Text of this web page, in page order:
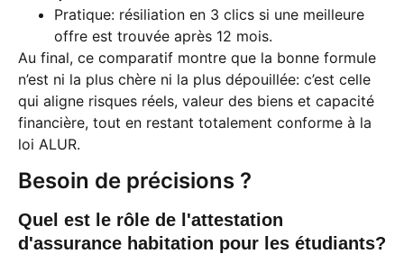
Pratique: résiliation en 3 clics si une meilleure
offre est trouvée après 12 mois.
Au final, ce comparatif montre que la bonne formule
n’est ni la plus chère ni la plus dépouillée: c’est celle
qui aligne risques réels, valeur des biens et capacité
financière, tout en restant totalement conforme à la
loi ALUR.
Besoin de précisions ?
Quel est le rôle de l'attestation
d'assurance habitation pour les étudiants?